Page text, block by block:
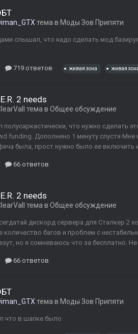
тема в Моды Зов Припяти
слышал, что надо сделать мод
719 ответов живая зона живая
2 needs
тема в Общее обсуждение
полусаркастически, что нужно сделать
funding. Дополнено 1 минуту спустя
была, прост нужно было ее включить
66 ответов
2 needs
тема в Общее обсуждение
дискорд сервера для Сталкер 2
количество багов и проблем с
но я сомневаюсь что за бесплатно.
66 ответов
тема в Моды Зов Припяти
что в шапке было